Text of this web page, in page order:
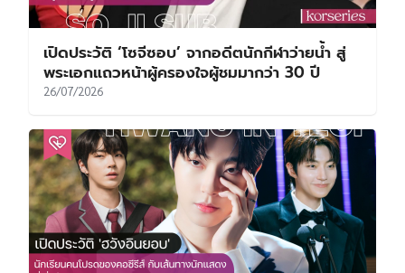
เปิดประวัติ ‘โซจีซอบ’ จากอดีตนักกีฬาว่ายน้ำ สู่
พระเอกแถวหน้าผู้ครองใจผู้ชมมากว่า 30 ปี
26/07/2026